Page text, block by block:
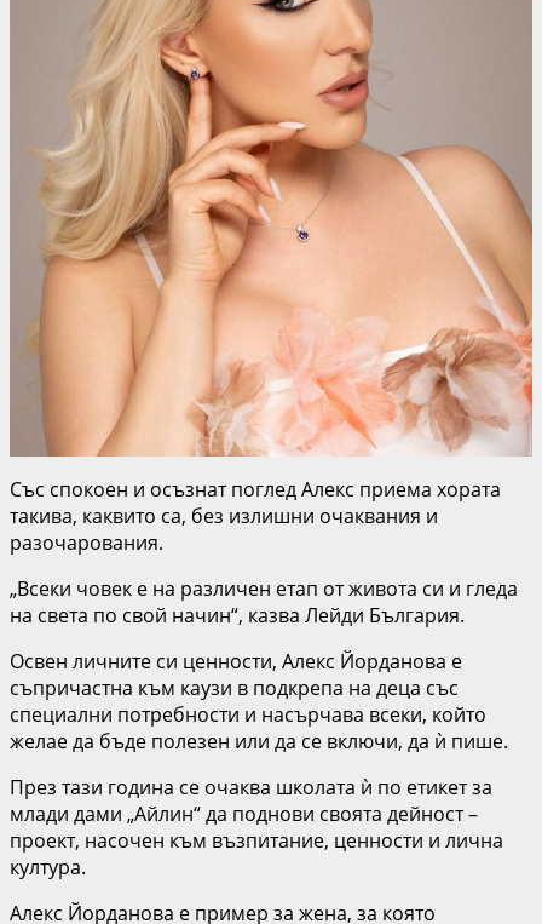
Със спокоен и осъзнат поглед Алекс приема хората
такива, каквито са, без излишни очаквания и
разочарования.
„Всеки човек е на различен етап от живота си и гледа
на света по свой начин“, казва Лейди България.
Освен личните си ценности, Алекс Йорданова е
съпричастна към каузи в подкрепа на деца със
специални потребности и насърчава всеки, който
желае да бъде полезен или да се включи, да ѝ пише.
През тази година се очаква школата ѝ по етикет за
млади дами „Айлин“ да поднови своята дейност –
проект, насочен към възпитание, ценности и лична
култура.
Алекс Йорданова е пример за жена, за която